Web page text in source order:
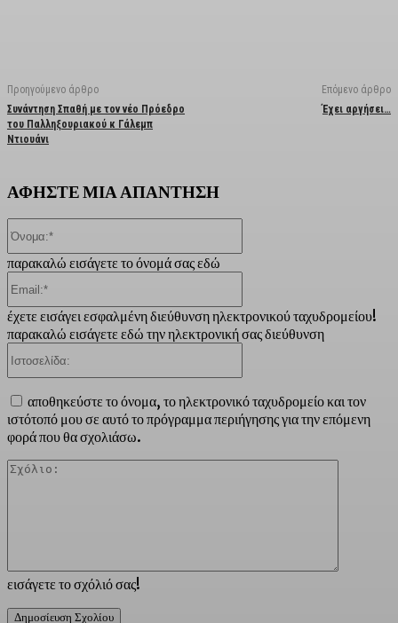
Προηγούμενο άρθρο
Συνάντηση Σπαθή με τον νέο Πρόεδρο
του Παλληξουριακού κ Γάλεμπ
Ντιουάνι
Επόμενο άρθρο
Έχει αργήσει…
ΑΦΗΣΤΕ ΜΙΑ ΑΠΑΝΤΗΣΗ
εισάγετε το σχόλιό σας!
παρακαλώ εισάγετε το όνομά σας εδώ
έχετε εισάγει εσφαλμένη διεύθυνση ηλεκτρονικού ταχυδρομείου!
παρακαλώ εισάγετε εδώ την ηλεκτρονική σας διεύθυνση
αποθηκεύστε το όνομα, το ηλεκτρονικό ταχυδρομείο και τον
ιστότοπό μου σε αυτό το πρόγραμμα περιήγησης για την επόμενη
φορά που θα σχολιάσω.